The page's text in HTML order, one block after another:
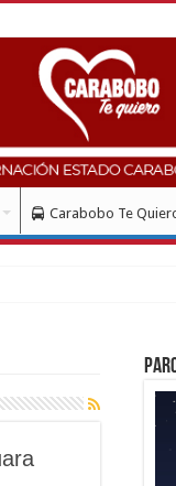
Carabobo Te